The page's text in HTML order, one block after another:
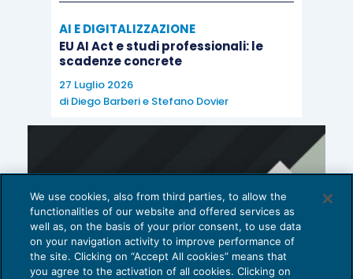
AI E DIGITALIZZAZIONE
EU AI Act e studi professionali: le
scadenze concrete
27 Luglio 2026
di Diego Barberie Stefano Dovier
We use cookies, also from third parties, to allow the
functionalities of our website and offered services as
well as, on the basis of your prior consent, to use data
on your navigation activity to improve performance of
the site. Clicking on “Accept All cookies” means that
you agree to the activation of all cookies. Clicking on